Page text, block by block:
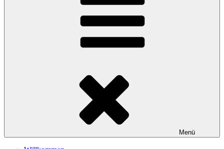
Menü